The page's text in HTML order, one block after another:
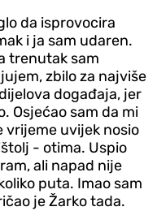
da isprovocira
i ja sam udaren.
trenutak sam
zbilo za najviše
događaja, jer
Osjećao sam da mi
vrijeme uvijek nosio
- otima. Uspio
ali napad nije
puta. Imao sam
je Žarko tada.